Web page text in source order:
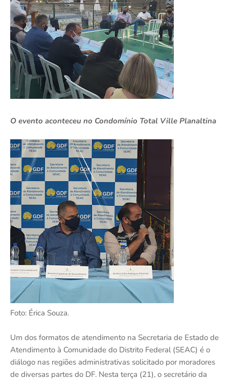
O evento aconteceu no Condomínio Total Ville Planaltina
Foto: Érica Souza.
Um dos formatos de atendimento na Secretaria de Estado de
Atendimento à Comunidade do Distrito Federal (SEAC) é o
diálogo nas regiões administrativas solicitado por moradores
de diversas partes do DF. Nesta terça (21), o secretário da